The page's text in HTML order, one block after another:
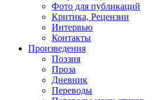
Фото для публикаций
Критика, Рецензии
Интервью
Контакты
Произведения
Поэзия
Проза
Дневник
Переводы